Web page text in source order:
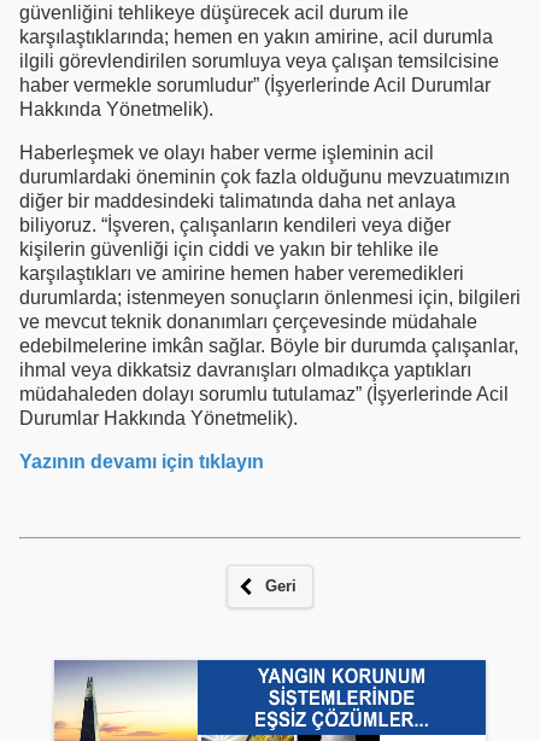
güvenliğini tehlikeye düşürecek acil durum ile
karşılaştıklarında; hemen en yakın amirine, acil durumla
ilgili görevlendirilen sorumluya veya çalışan temsilcisine
haber vermekle sorumludur” (İşyerlerinde Acil Durumlar
Hakkında Yönetmelik).
Haberleşmek ve olayı haber verme işleminin acil
durumlardaki öneminin çok fazla olduğunu mevzuatımızın
diğer bir maddesindeki talimatında daha net anlaya
biliyoruz. “İşveren, çalışanların kendileri veya diğer
kişilerin güvenliği için ciddi ve yakın bir tehlike ile
karşılaştıkları ve amirine hemen haber veremedikleri
durumlarda; istenmeyen sonuçların önlenmesi için, bilgileri
ve mevcut teknik donanımları çerçevesinde müdahale
edebilmelerine imkân sağlar. Böyle bir durumda çalışanlar,
ihmal veya dikkatsiz davranışları olmadıkça yaptıkları
müdahaleden dolayı sorumlu tutulamaz” (İşyerlerinde Acil
Durumlar Hakkında Yönetmelik).
Yazının devamı için tıklayın
Geri